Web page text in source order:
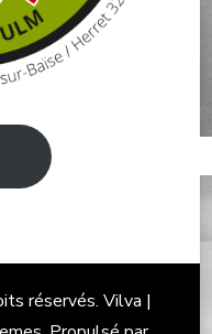
réservés. Vilva |